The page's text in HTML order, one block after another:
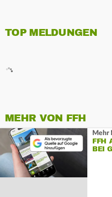
TOP MELDUNGEN
MEHR VON FFH
Mehr
FFH
BEI